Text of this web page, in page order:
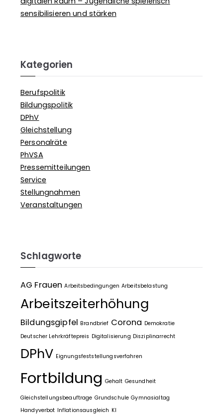
sensibilisieren und stärken
Kategorien
Berufspolitik
Bildungspolitik
DPhV
Gleichstellung
Personalräte
PhVSA
Pressemitteilungen
Service
Stellungnahmen
Veranstaltungen
Schlagworte
AG Frauen Arbeitsbedingungen Arbeitsbelastung
Arbeitszeiterhöhung
Bildungsgipfel Brandbrief Corona Demokratie
Deutscher Lehrkräftepreis Digitalisierung Disziplinarrecht
DPhV Eignungsfeststellungsverfahren
Fortbildung Gehalt Gesundheit
Gleichstellungsbeauftrage Grundschule Gymnasialtag
Handyverbot Inflationsausgleich KI